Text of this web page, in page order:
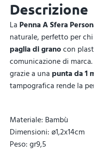
Descrizione
La Penna A Sfera
naturale, perfetto per
paglia di granocon
comunicazione di
grazie a una punta da 1
tampografica rende la
Materiale: Bambù
Dimensioni: ø1,2x14cm
Peso: gr9,5